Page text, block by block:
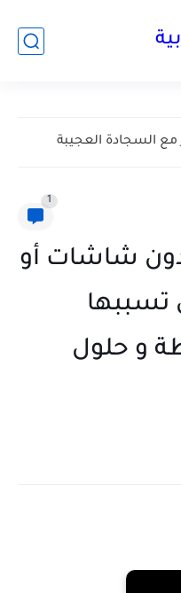
1
شاشات أو
تسببها
و حلول